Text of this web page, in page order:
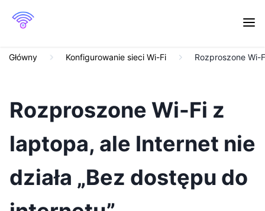
Główny Konfigurowanie sieci Wi-Fi Rozproszone Wi-
Rozproszone Wi-Fi z
laptopa, ale Internet nie
działa „Bez dostępu do